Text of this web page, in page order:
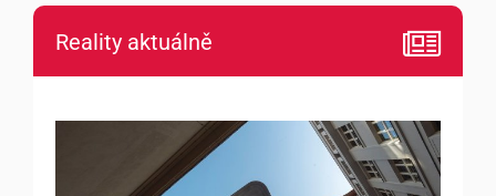
Reality aktuálně